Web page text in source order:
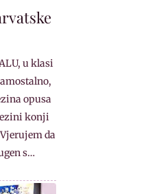
u klasi
opusa
konji
da
s…